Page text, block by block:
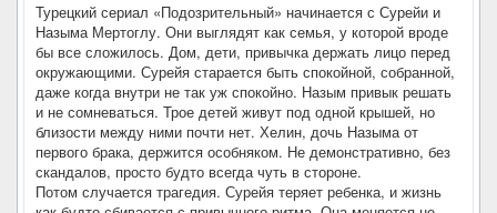
Турецкий сериал «Подозрительный» начинается с Сурейи и
Назыма Мертоглу. Они выглядят как семья, у которой вроде
бы все сложилось. Дом, дети, привычка держать лицо перед
окружающими. Сурейя старается быть спокойной, собранной,
даже когда внутри не так уж спокойно. Назым привык решать
и не сомневаться. Трое детей живут под одной крышей, но
близости между ними почти нет. Хелин, дочь Назыма от
первого брака, держится особняком. Не демонстративно, без
скандалов, просто будто всегда чуть в стороне.
Потом случается трагедия. Сурейя теряет ребенка, и жизнь